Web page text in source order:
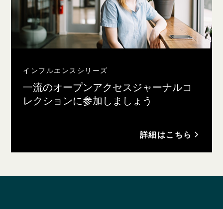
インフルエンスシリーズ
一流のオープンアクセスジャーナルコ
レクションに参加しましょう
詳細はこちら